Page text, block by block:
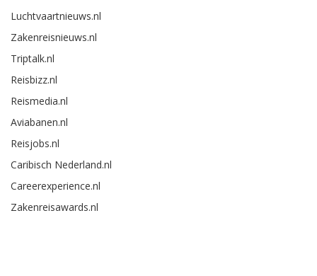
Luchtvaartnieuws.nl
Zakenreisnieuws.nl
Triptalk.nl
Reisbizz.nl
Reismedia.nl
Aviabanen.nl
Reisjobs.nl
Caribisch Nederland.nl
Careerexperience.nl
Zakenreisawards.nl